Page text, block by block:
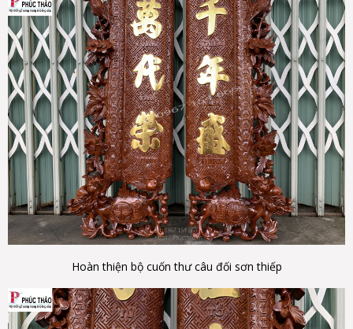
Hoàn thiện bộ cuốn thư câu đối sơn thiếp